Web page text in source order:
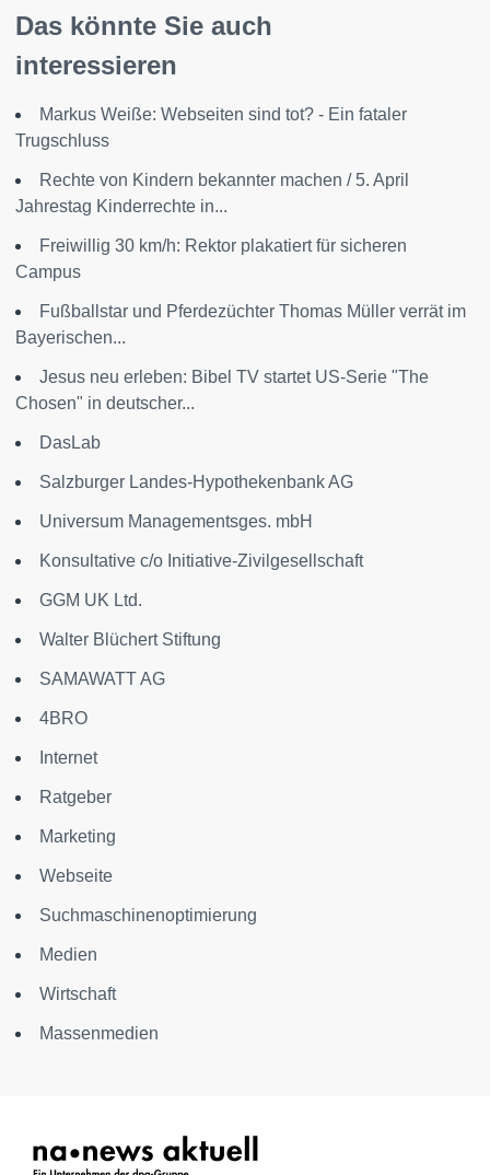
Das könnte Sie auch
interessieren
Markus Weiße: Webseiten sind tot? - Ein fataler
Trugschluss
Rechte von Kindern bekannter machen / 5. April
Jahrestag Kinderrechte in...
Freiwillig 30 km/h: Rektor plakatiert für sicheren
Campus
Fußballstar und Pferdezüchter Thomas Müller verrät im
Bayerischen...
Jesus neu erleben: Bibel TV startet US-Serie "The
Chosen" in deutscher...
DasLab
Salzburger Landes-Hypothekenbank AG
Universum Managementsges. mbH
Konsultative c/o Initiative-Zivilgesellschaft
GGM UK Ltd.
Walter Blüchert Stiftung
SAMAWATT AG
4BRO
Internet
Ratgeber
Marketing
Webseite
Suchmaschinenoptimierung
Medien
Wirtschaft
Massenmedien